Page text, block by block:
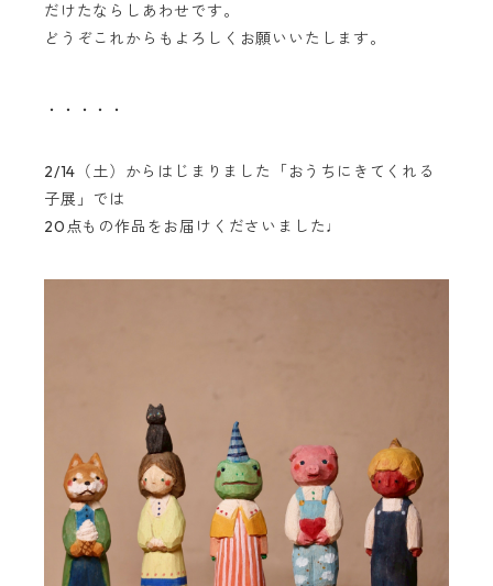
だけたならしあわせです。
どうぞこれからもよろしくお願いいたします。
・・・・・
2/14（土）からはじまりました「おうちにきてくれる
子展」では
20点もの作品をお届けくださいました♩